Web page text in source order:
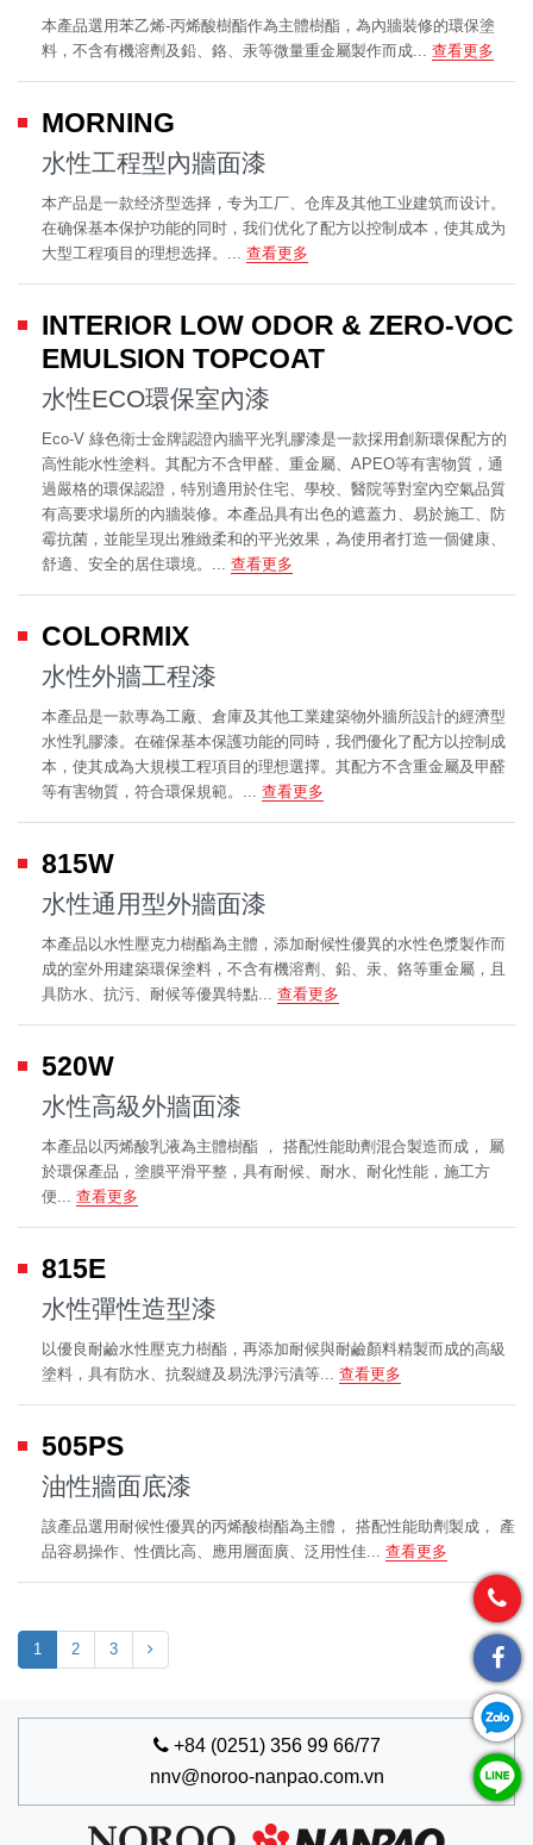
本產品選用苯乙烯-丙烯酸樹酯作為主體樹酯，為內牆裝修的環保塗
料，不含有機溶劑及鉛、鉻、汞等微量重金屬製作而成... 查看更多
MORNING
水性工程型內牆面漆
本产品是一款经济型选择，专为工厂、仓库及其他工业建筑而设计。
在确保基本保护功能的同时，我们优化了配方以控制成本，使其成为
大型工程项目的理想选择。... 查看更多
INTERIOR LOW ODOR & ZERO-VOC
EMULSION TOPCOAT
水性ECO環保室內漆
Eco-V 綠色衛士金牌認證內牆平光乳膠漆是一款採用創新環保配方的
高性能水性塗料。其配方不含甲醛、重金屬、APEO等有害物質，通
過嚴格的環保認證，特別適用於住宅、學校、醫院等對室內空氣品質
有高要求場所的內牆裝修。本產品具有出色的遮蓋力、易於施工、防
霉抗菌，並能呈現出雅緻柔和的平光效果，為使用者打造一個健康、
舒適、安全的居住環境。... 查看更多
COLORMIX
水性外牆工程漆
本產品是一款專為工廠、倉庫及其他工業建築物外牆所設計的經濟型
水性乳膠漆。在確保基本保護功能的同時，我們優化了配方以控制成
本，使其成為大規模工程項目的理想選擇。其配方不含重金屬及甲醛
等有害物質，符合環保規範。... 查看更多
815W
水性通用型外牆面漆
本產品以水性壓克力樹酯為主體，添加耐候性優異的水性色漿製作而
成的室外用建築環保塗料，不含有機溶劑、鉛、汞、鉻等重金屬，且
具防水、抗污、耐候等優異特點... 查看更多
520W
水性高級外牆面漆
本產品以丙烯酸乳液為主體樹酯 ， 搭配性能助劑混合製造而成， 屬
於環保產品，塗膜平滑平整，具有耐候、耐水、耐化性能，施工方
便... 查看更多
815E
水性彈性造型漆
以優良耐鹼水性壓克力樹酯，再添加耐候與耐鹼顏料精製而成的高級
塗料，具有防水、抗裂縫及易洗淨污漬等... 查看更多
505PS
油性牆面底漆
該產品選用耐候性優異的丙烯酸樹酯為主體， 搭配性能助劑製成， 產
品容易操作、性價比高、應用層面廣、泛用性佳... 查看更多
1 2 3
+84 (0251) 356 99 66/77
nnv@noroo-nanpao.com.vn